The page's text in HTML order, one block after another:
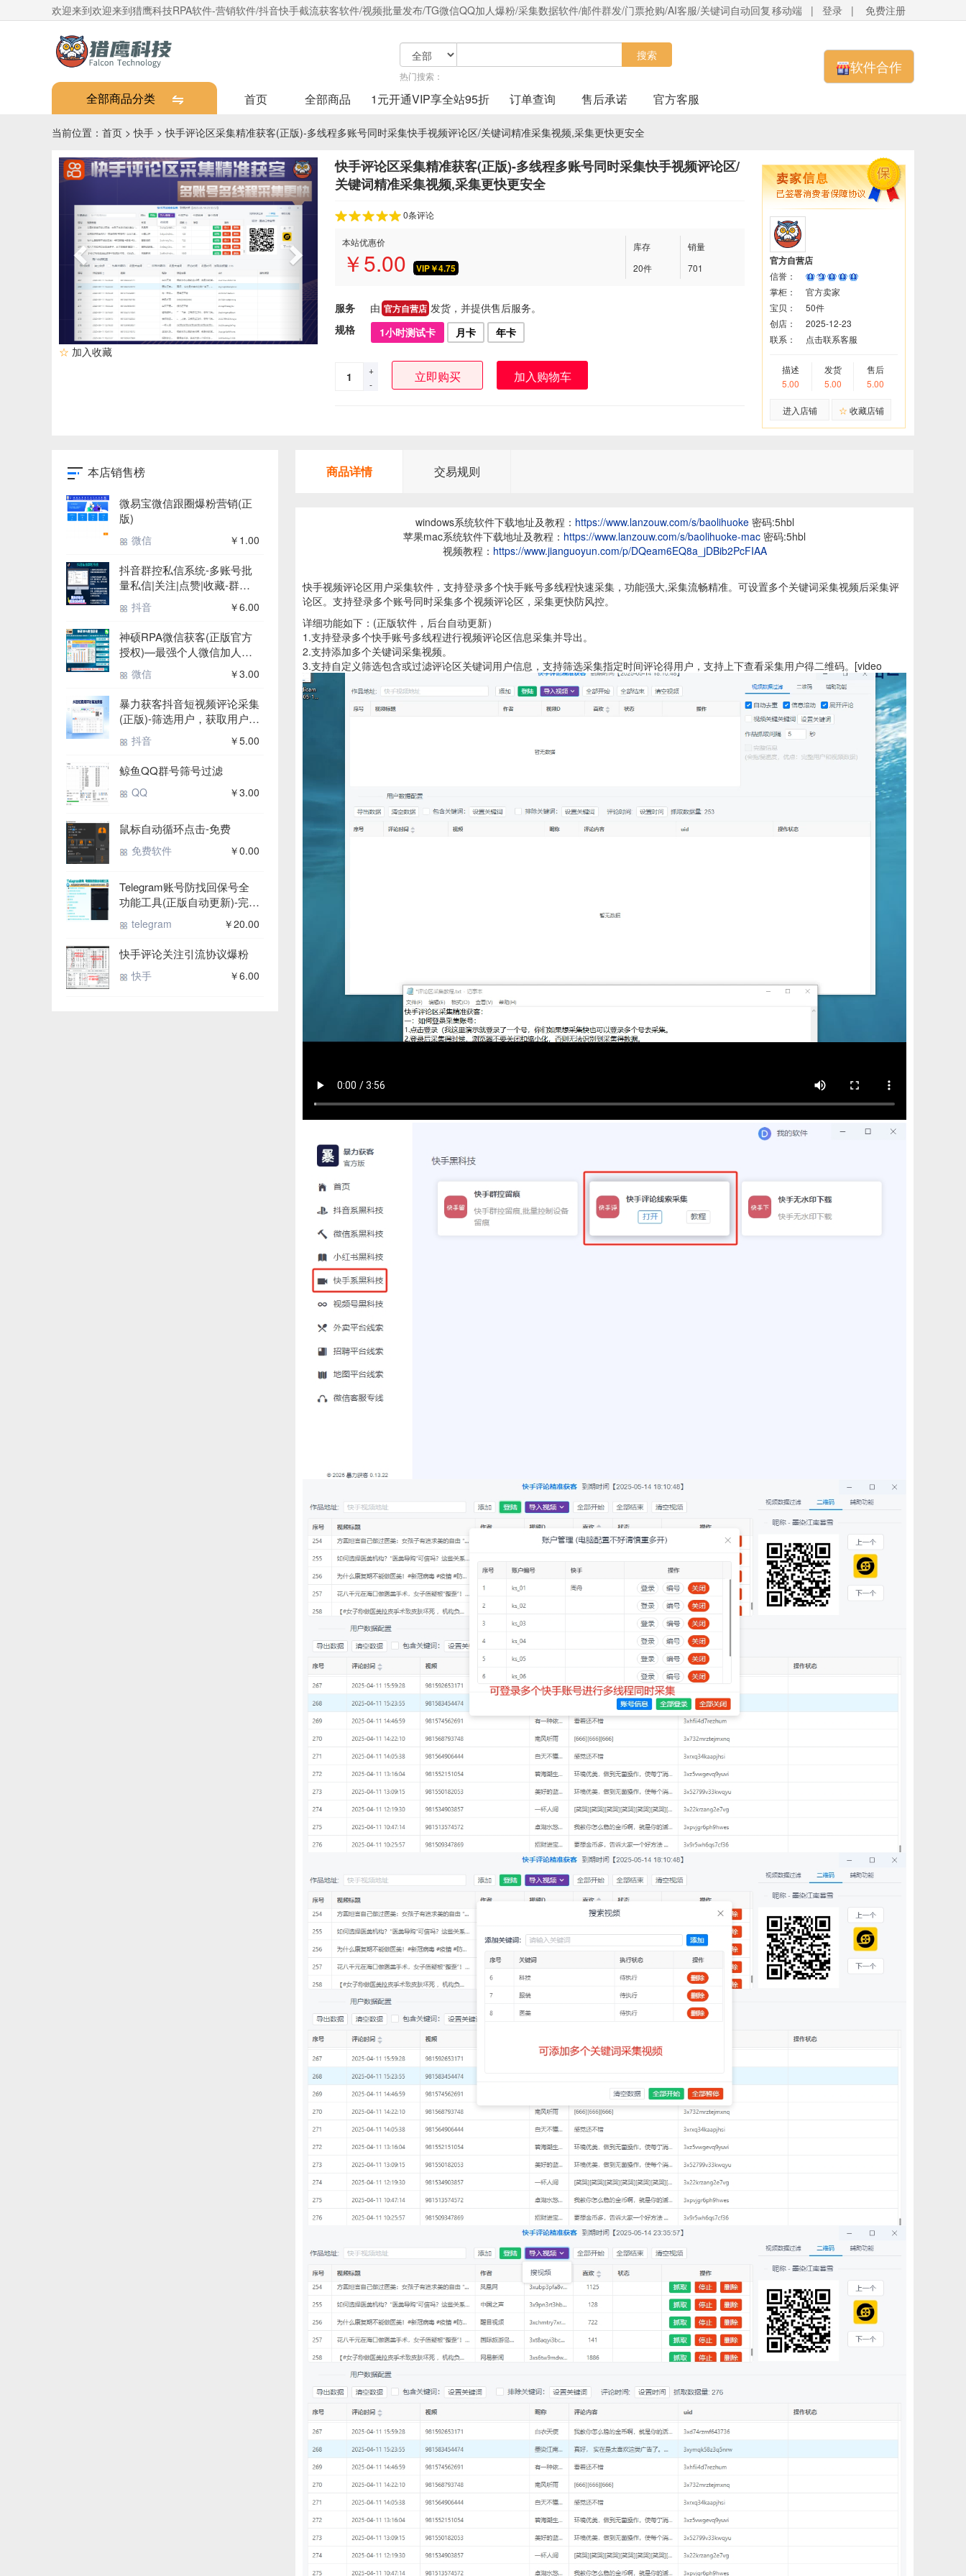
欢迎来到欢迎来到猎鹰科技RPA软件-营销软件/抖音快手截流获客软件/视频批量发布/TG微信QQ加人爆粉/采集数据软件/邮件群发/门票抢购/AI客服/关键词自动回复 移动端 | 登录 | 免费注册
搜索
热门搜索：
软件合作
全部商品分类 首页 全部商品 1元开通VIP享全站95折 订单查询 售后承诺 官方客服
当前位置： 首页 >快手 >快手评论区采集精准获客(正版)-多线程多账号同时采集快手视频评论区/关键词精准采集视频,采集更快更安全
Previous Next
☆ 加入收藏
快手评论区采集精准获客(正版)-多线程多账号同时采集快手视频评论区/
关键词精准采集视频,采集更快更安全
0条评论
本站优惠价
￥5.00 VIP￥4.75
库存
20件
销量
701
服务 由 官方自营店 发货，并提供售后服务。
规格
1小时测试卡 月卡 年卡
+
-
加入购物车
官方自营店
信誉：
掌柜：
官方卖家
宝贝：
50件
创店：
2025-12-23
联系：
点击联系客服
描述
5.00
发货
5.00
售后
5.00
进入店铺 ☆ 收藏店铺
本店销售榜
微易宝微信跟圈爆粉营销(正
版)
微信 ￥1.00
抖音群控私信系统-多账号批
量私信|关注|点赞|收藏-群控
系统(正版自动更新)
抖音 ￥6.00
神硕RPA微信获客(正版官方
授权)—最强个人微信加人电
脑PC获客软件,模拟人工RPA
脚本自动化操作流程防封控
微信 ￥3.00
暴力获客抖音短视频评论采集
(正版)-筛选用户，获取用户抖
音号、电话号
抖音 ￥5.00
鲸鱼QQ群号筛号过滤
QQ ￥3.00
鼠标自动循环点击-免费
免费软件 ￥0.00
Telegram账号防找回保号全
功能工具(正版自动更新)-完美
把控账号封控|冻结|死号率|降
低TG账号损耗|安全管理账号
telegram ￥20.00
快手评论关注引流协议爆粉
快手 ￥6.00
商品详情 交易规则
windows系统软件下载地址及教程： https://www.lanzouw.com/s/baolihuoke密码:5hbl
苹果mac系统软件下载地址及教程： https://www.lanzouw.com/s/baolihuoke-mac 密码:5hbl
视频教程： https://www.jianguoyun.com/p/DQeam6EQ8a_jDBib2PcFIAA
快手视频评论区用户采集软件，支持登录多个快手账号多线程快速采集，功能强大,采集流畅精准。可设置多个关键词采集视频后采集评
论区。支持登录多个账号同时采集多个视频评论区，采集更快防风控。
详细功能如下：(正版软件，后台自动更新）
1.支持登录多个快手账号多线程进行视频评论区信息采集并导出。
2.支持添加多个关键词采集视频。
3.支持自定义筛选包含或过滤评论区关键词用户信息，支持筛选采集指定时间评论得用户，支持上下查看采集用户得二维码。[video